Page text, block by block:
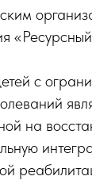
с
на